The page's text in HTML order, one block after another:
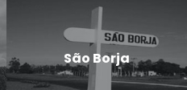
São Borja